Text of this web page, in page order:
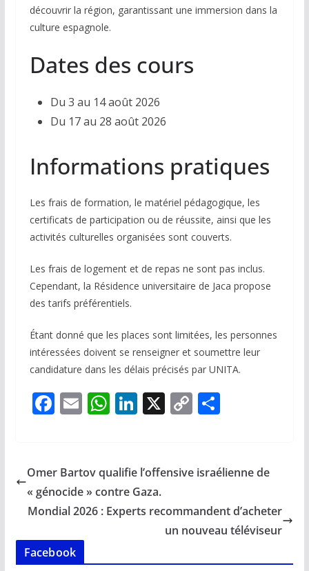
découvrir la région, garantissant une immersion dans la
culture espagnole.
Dates des cours
Du 3 au 14 août 2026
Du 17 au 28 août 2026
Informations pratiques
Les frais de formation, le matériel pédagogique, les
certificats de participation ou de réussite, ainsi que les
activités culturelles organisées sont couverts.
Les frais de logement et de repas ne sont pas inclus.
Cependant, la Résidence universitaire de Jaca propose
des tarifs préférentiels.
Étant donné que les places sont limitées, les personnes
intéressées doivent se renseigner et soumettre leur
candidature dans les délais précisés par UNITA.
F
b
o
o
k
E
l
W
s
A
p
Li
e
dI
n
X C
y
n
k
P
g
Omer Bartov qualifie l’offensive israélienne de
« génocide » contre Gaza.
Mondial 2026 : Experts recommandent d’acheter
un nouveau téléviseur
Facebook